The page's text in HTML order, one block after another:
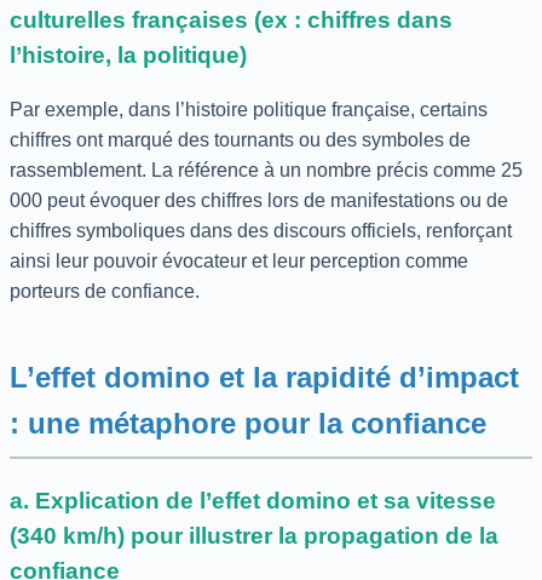
culturelles françaises (ex : chiffres dans
l’histoire, la politique)
Par exemple, dans l’histoire politique française, certains
chiffres ont marqué des tournants ou des symboles de
rassemblement. La référence à un nombre précis comme 25
000 peut évoquer des chiffres lors de manifestations ou de
chiffres symboliques dans des discours officiels, renforçant
ainsi leur pouvoir évocateur et leur perception comme
porteurs de confiance.
L’effet domino et la rapidité d’impact
: une métaphore pour la confiance
a. Explication de l’effet domino et sa vitesse
(340 km/h) pour illustrer la propagation de la
confiance